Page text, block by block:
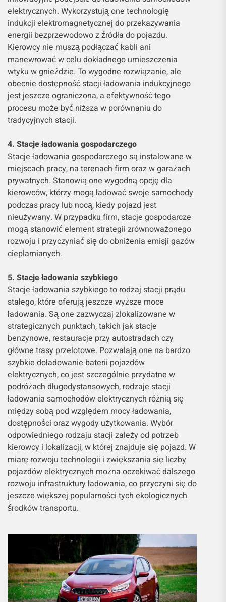
elektrycznych. Wykorzystują one technologię
indukcji elektromagnetycznej do przekazywania
energii bezprzewodowo z źródła do pojazdu.
Kierowcy nie muszą podłączać kabli ani
manewrować w celu dokładnego umieszczenia
wtyku w gnieździe. To wygodne rozwiązanie, ale
obecnie dostępność stacji ładowania indukcyjnego
jest jeszcze ograniczona, a efektywność tego
procesu może być niższa w porównaniu do
tradycyjnych stacji.
4. Stacje ładowania gospodarczego
Stacje ładowania gospodarczego są instalowane w
miejscach pracy, na terenach firm oraz w garażach
prywatnych. Stanowią one wygodną opcję dla
kierowców, którzy mogą ładować swoje samochody
podczas pracy lub nocą, kiedy pojazd jest
nieużywany. W przypadku firm, stacje gospodarcze
mogą stanowić element strategii zrównoważonego
rozwoju i przyczyniać się do obniżenia emisji gazów
cieplarnianych.
5. Stacje ładowania szybkiego
Stacje ładowania szybkiego to rodzaj stacji prądu
stałego, które oferują jeszcze wyższe moce
ładowania. Są one zazwyczaj zlokalizowane w
strategicznych punktach, takich jak stacje
benzynowe, restauracje przy autostradach czy
główne trasy przelotowe. Pozwalają one na bardzo
szybkie doładowanie baterii pojazdów
elektrycznych, co jest szczególnie przydatne w
podróżach długodystansowych, rodzaje stacji
ładowania samochodów elektrycznych różnią się
między sobą pod względem mocy ładowania,
dostępności oraz wygody użytkowania. Wybór
odpowiedniego rodzaju stacji zależy od potrzeb
kierowcy i lokalizacji, w której znajduje się pojazd. W
miarę rozwoju technologii i zwiększania się liczby
pojazdów elektrycznych można oczekiwać dalszego
rozwoju infrastruktury ładowania, co przyczyni się do
jeszcze większej popularności tych ekologicznych
środków transportu.